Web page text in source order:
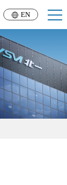
EN